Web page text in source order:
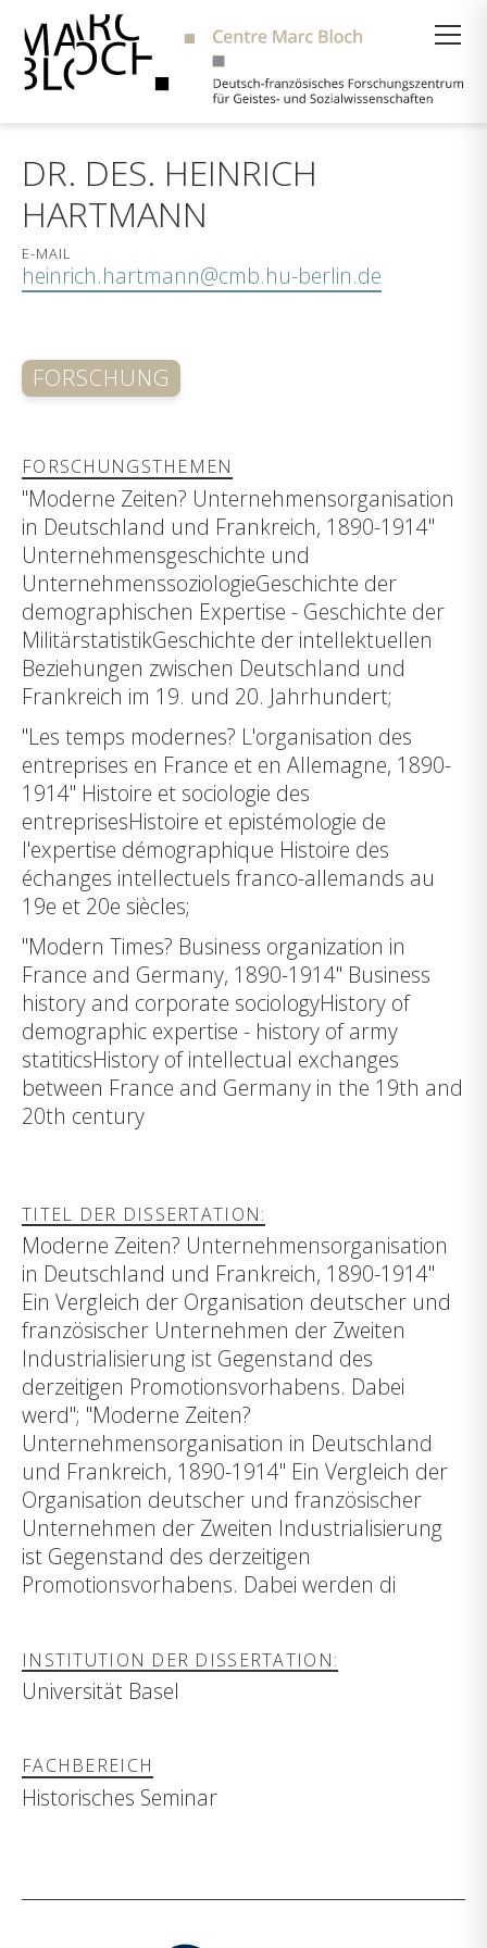
DR. DES. HEINRICH
HARTMANN
E-MAIL
heinrich.hartmann@cmb.hu-berlin.de
FORSCHUNG
FORSCHUNGSTHEMEN
"Moderne Zeiten? Unternehmensorganisation
in Deutschland und Frankreich, 1890-1914"
Unternehmensgeschichte und
UnternehmenssoziologieGeschichte der
demographischen Expertise - Geschichte der
MilitärstatistikGeschichte der intellektuellen
Beziehungen zwischen Deutschland und
Frankreich im 19. und 20. Jahrhundert;
"Les temps modernes? L'organisation des
entreprises en France et en Allemagne, 1890-
1914" Histoire et sociologie des
entreprisesHistoire et epistémologie de
l'expertise démographique Histoire des
échanges intellectuels franco-allemands au
19e et 20e siècles;
"Modern Times? Business organization in
France and Germany, 1890-1914" Business
history and corporate sociologyHistory of
demographic expertise - history of army
statiticsHistory of intellectual exchanges
between France and Germany in the 19th and
20th century
TITEL DER DISSERTATION:
Moderne Zeiten? Unternehmensorganisation
in Deutschland und Frankreich, 1890-1914"
Ein Vergleich der Organisation deutscher und
französischer Unternehmen der Zweiten
Industrialisierung ist Gegenstand des
derzeitigen Promotionsvorhabens. Dabei
werd"; "Moderne Zeiten?
Unternehmensorganisation in Deutschland
und Frankreich, 1890-1914" Ein Vergleich der
Organisation deutscher und französischer
Unternehmen der Zweiten Industrialisierung
ist Gegenstand des derzeitigen
Promotionsvorhabens. Dabei werden di
INSTITUTION DER DISSERTATION:
Universität Basel
FACHBEREICH
Historisches Seminar